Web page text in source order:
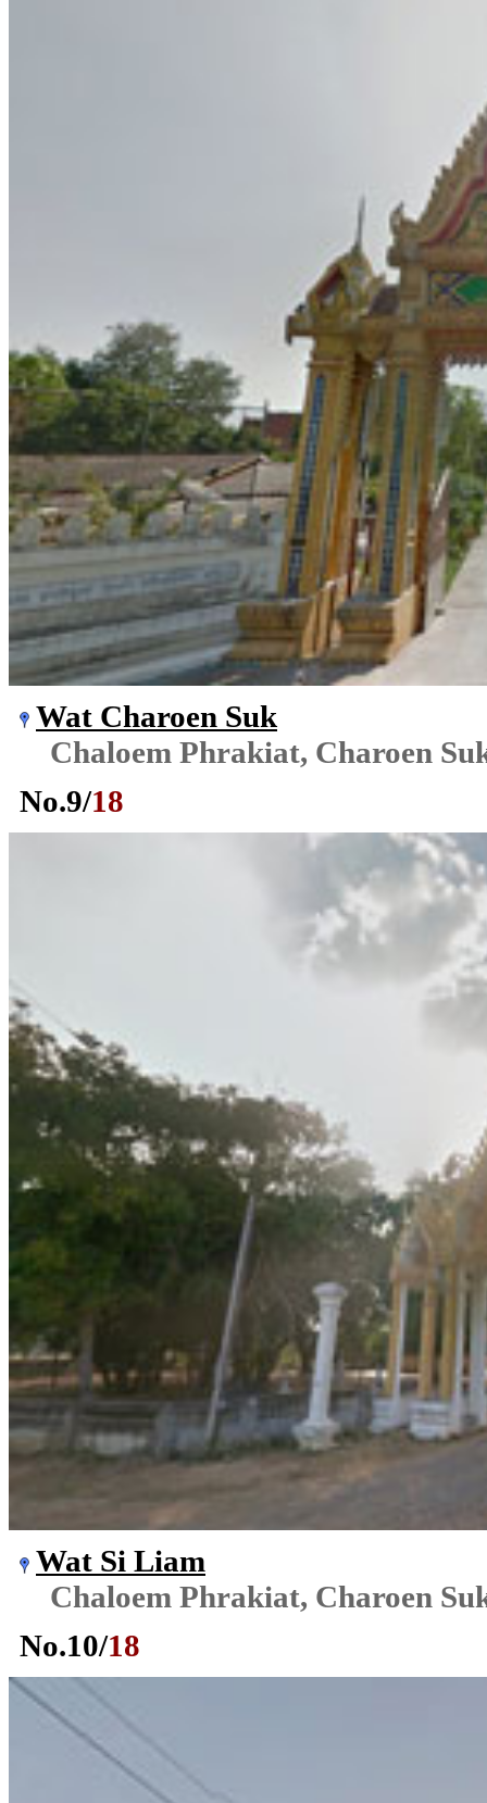
Wat Charoen Suk
Chaloem Phrakiat, Charoen
No.9/18
Wat Si Liam
Chaloem Phrakiat, Charoen
No.10/18